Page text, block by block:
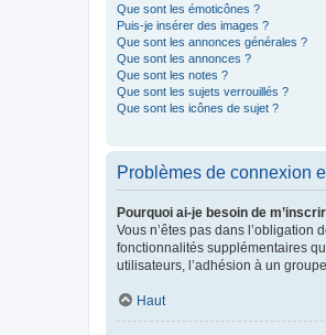
Que sont les émoticônes ?
Puis-je insérer des images ?
Que sont les annonces générales ?
Que sont les annonces ?
Que sont les notes ?
Que sont les sujets verrouillés ?
Que sont les icônes de sujet ?
Problèmes de connexion
Pourquoi ai-je besoin de
Vous n’êtes pas dans
fonctionnalités supplémentaires
utilisateurs, l’adhésion à un
Haut